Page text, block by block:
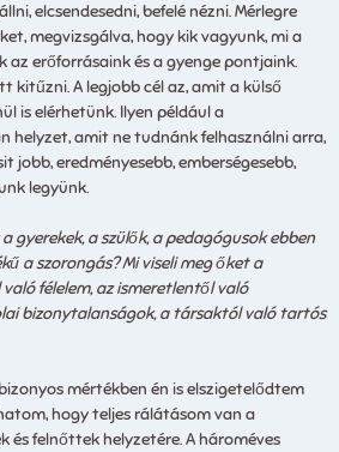
elcsendesedni, befelé nézni. Mérlegre
megvizsgálva, hogy kik vagyunk, mi a
az erőforrásaink és a gyenge pontjaink.
kitűzni. A legjobb cél az, amit a külső
is elérhetünk. Ilyen például a
helyzet, amit ne tudnánk felhasználni arra,
jobb, eredményesebb, emberségesebb,
legyünk.
gyerekek, a szülők, a pedagógusok ebben
a szorongás? Mi viseli meg őket a
félelem, az ismeretlentől való
bizonytalanságok, a társaktól való tartós
mértékben én is elszigetelődtem
hogy teljes rálátásom van a
és felnőttek helyzetére. A hároméves